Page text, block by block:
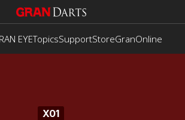
EYETopicsSupportStoreGranOnline
X01